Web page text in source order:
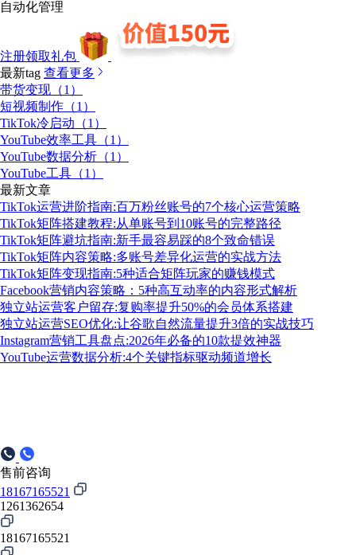
自动化管理
注册领取礼包
最新tag 查看更多
带货变现（1）
短视频制作（1）
TikTok冷启动（1）
YouTube效率工具（1）
YouTube数据分析（1）
YouTube工具（1）
最新文章
TikTok运营进阶指南:百万粉丝账号的7个核心运营策略
TikTok矩阵搭建教程:从单账号到10账号的完整路径
TikTok矩阵避坑指南:新手最容易踩的8个致命错误
TikTok矩阵内容策略:多账号差异化运营的实战方法
TikTok矩阵变现指南:5种适合矩阵玩家的赚钱模式
Facebook营销内容策略：5种高互动率的内容形式解析
独立站运营客户留存:复购率提升50%的会员体系搭建
独立站运营SEO优化:让谷歌自然流量提升3倍的实战技巧
Instagram营销工具盘点:2026年必备的10款提效神器
YouTube运营数据分析:4个关键指标驱动频道增长
售前咨询
18167165521
1261362654
18167165521